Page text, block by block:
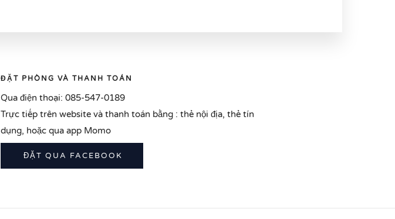
ĐẶT PHÒNG VÀ THANH TOÁN
Qua điện thoại: 085-547-0189
Trực tiếp trên website và thanh toán bằng : thẻ nội địa, thẻ tín
dụng, hoặc qua app Momo
ĐẶT QUA FACEBOOK